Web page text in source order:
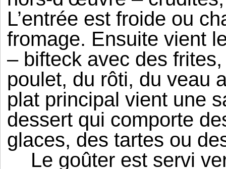
L’entrée est froide ou
fromage. Ensuite vient
– bifteck avec des
poulet, du rôti, du veau
plat principal vient une
dessert qui comporte
glaces, des tartes ou
Le goûter est servi